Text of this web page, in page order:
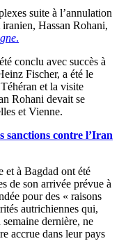
suite à l’annulation
Hassan Rohani,
.
conclu avec succès à
Fischer, a été le
et la visite
Rohani devait se
et Vienne.
sanctions contre l’Iran
et à Bagdad ont été
de son arrivée prévue à
pour des « raisons
autrichiennes qui,
dernière, ne
accrue dans leur pays